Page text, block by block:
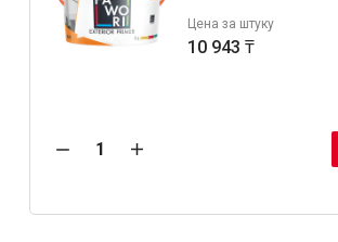
Цена за штуку
10 943 ₸